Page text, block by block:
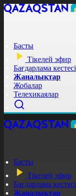
Басты
Тікелей эфир
Бағдарлама кестесі
Жаңалықтар
Жобалар
Телехикаялар
Басты
Тікелей эфир
Бағдарлама кестесі
Жаңалықтар